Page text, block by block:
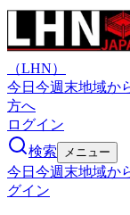
（LHN）
今日 今週末地域か
方へ
ログイン
検索
メニュー
今日 今週末地域か
グイン